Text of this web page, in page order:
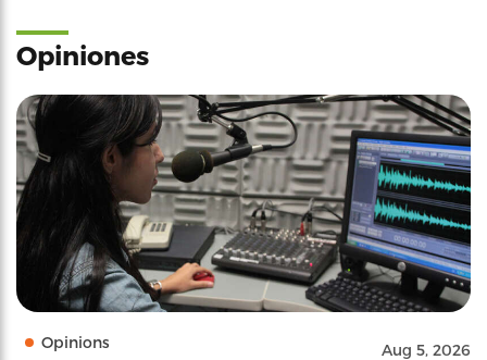
Opiniones
Opinions Aug 5, 2026